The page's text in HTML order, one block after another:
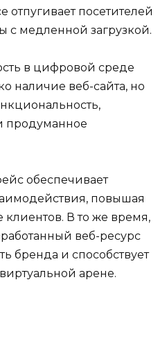
посетителей
с медленной загрузкой.
в цифровой среде
наличие веб-сайта, но
продуманное
обеспечивает
повышая
В то же время,
веб-ресурс
бренда и способствует
арене.